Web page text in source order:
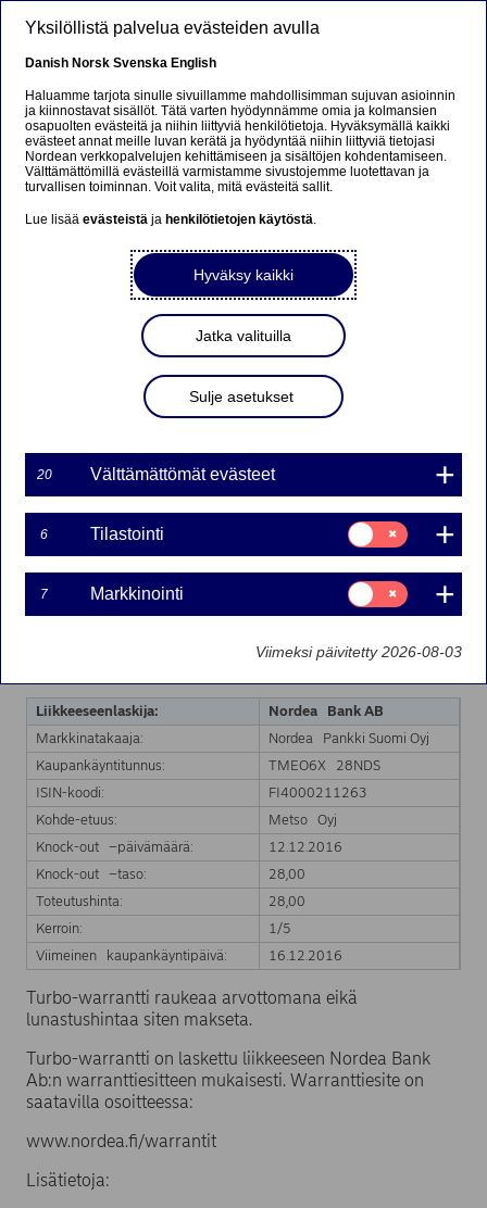
Beklager...
Siden findes desværre ikke på dansk
Bliv på siden|Fortsæt til en relateret side på dansk
MARKKINATAKAUS
WARRANTILLE TMEO6X
28NDS ON PÄÄTTYNYT
12-12-2016 11:13
Nordea Bank Ab:n liikkeeseenlaskeman Turbo-warrantin
saavutettua Turbo-warrantin knock-out tason.
Markkinatakauksen päättyminen koskee seuraavaa
Liikkeeseenlaskija:
Nordea Bank AB
Markkinatakaaja:
Nordea Pankki Suomi Oyj
Kaupankäyntitunnus:
TMEO6X 28NDS
ISIN-koodi:
FI4000211263
Kohde-etuus:
Metso Oyj
Knock-out –päivämäärä:
12.12.2016
Knock-out –taso:
28,00
Toteutushinta:
28,00
Kerroin:
1/5
Viimeinen kaupankäyntipäivä:
16.12.2016
Turbo-warrantti raukeaa arvottomana eikä
lunastushintaa siten makseta.
Turbo-warrantti on laskettu liikkeeseen Nordea Bank
Ab:n warranttiesitteen mukaisesti. Warranttiesite on
saatavilla osoitteessa:
www.nordea.fi/warrantit
Lisätietoja:
Yksilöllistä palvelua evästeiden avulla
Danish Norsk Svenska English
Haluamme tarjota sinulle sivuillamme mahdollisimman sujuvan asioinnin
ja kiinnostavat sisällöt. Tätä varten hyödynnämme omia ja kolmansien
osapuolten evästeitä ja niihin liittyviä henkilötietoja. Hyväksymällä kaikki
evästeet annat meille luvan kerätä ja hyödyntää niihin liittyviä tietojasi
Nordean verkkopalvelujen kehittämiseen ja sisältöjen kohdentamiseen.
Välttämättömillä evästeillä varmistamme sivustojemme luotettavan ja
turvallisen toiminnan. Voit valita, mitä evästeitä sallit.
Lue lisääevästeistä ja henkilötietojen käytöstä.
Hyväksy kaikki
Jatka valituilla
Sulje asetukset
20 Välttämättömät evästeet
6 Tilastointi
Suostumusvalinta:
Tilastointi
7 Markkinointi
Suostumusvalinta:
Markkinointi
Viimeksi päivitetty 2026-08-03